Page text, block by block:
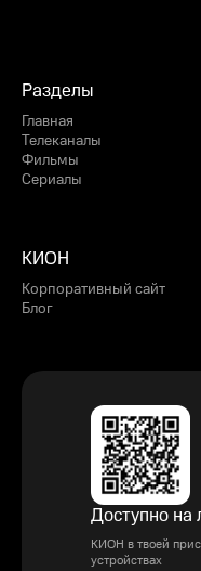
Разделы
Главная
Телеканалы
Фильмы
Сериалы
КИОН
Корпоративный сайт
Блог
Доступно
КИОН в твоей
устройствах